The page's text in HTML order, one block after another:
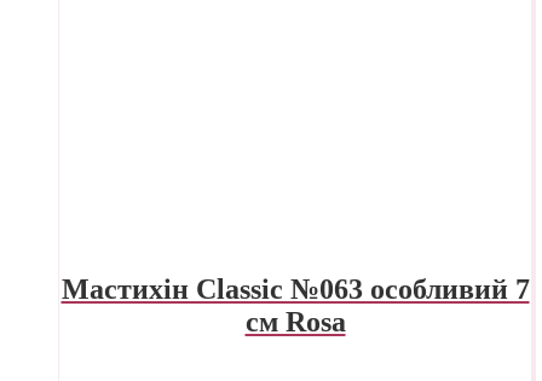
Мастихін Classic №063 особливий 7
см Rosa